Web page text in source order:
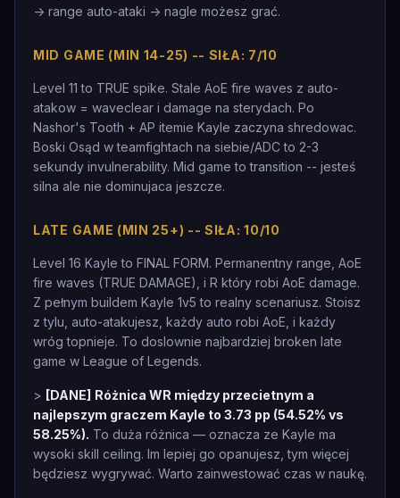
-> range auto-ataki -> nagle możesz grać.
MID GAME (MIN 14-25) -- SIŁA: 7/10
Level 11 to TRUE spike. Stale AoE fire waves z auto-
atakow = waveclear i damage na sterydach. Po
Nashor's Tooth + AP itemie Kayle zaczyna shredowac.
Boski Osąd w teamfightach na siebie/ADC to 2-3
sekundy invulnerability. Mid game to transition -- jesteś
silna ale nie dominujaca jeszcze.
LATE GAME (MIN 25+) -- SIŁA: 10/10
Level 16 Kayle to FINAL FORM. Permanentny range, AoE
fire waves (TRUE DAMAGE), i R który robi AoE damage.
Z pełnym buildem Kayle 1v5 to realny scenariusz. Stoisz
z tylu, auto-atakujesz, każdy auto robi AoE, i każdy
wróg topnieje. To doslownie najbardziej broken late
game w League of Legends.
> [DANE] Różnica WR między przecietnym a
najlepszym graczem Kayle to 3.73 pp (54.52% vs
58.25%). To duża różnica — oznacza ze Kayle ma
wysoki skill ceiling. Im lepiej go opanujesz, tym więcej
będziesz wygrywać. Warto zainwestować czas w naukę.